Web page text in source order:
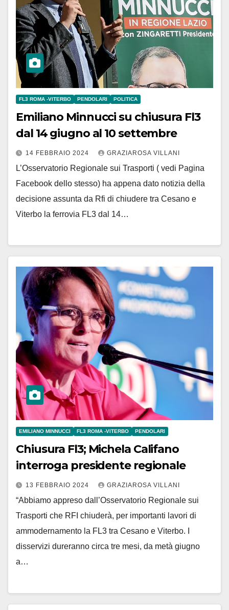
FL3 ROMA -VITERBO PENDOLARI POLITICA
Emiliano Minnucci su chiusura Fl3
dal 14 giugno al 10 settembre
14 FEBBRAIO 2024 GRAZIAROSA VILLANI
L’Osservatorio Regionale sui Trasporti ( vedi Pagina
Facebook dello stesso) ha appena dato notizia della
decisione assunta da Rfi di chiudere tra Cesano e
Viterbo la ferrovia FL3 dal 14…
EMILIANO MINNUCCI FL3 ROMA -VITERBO PENDOLARI
Chiusura Fl3; Michela Califano
interroga presidente regionale
13 FEBBRAIO 2024 GRAZIAROSA VILLANI
“Abbiamo appreso dall’Osservatorio Regionale sui
Trasporti che RFI chiuderà, per importanti lavori di
ammodernamento la FL3 tra Cesano e Viterbo. I
disservizi dureranno circa tre mesi, da metà giugno
a…